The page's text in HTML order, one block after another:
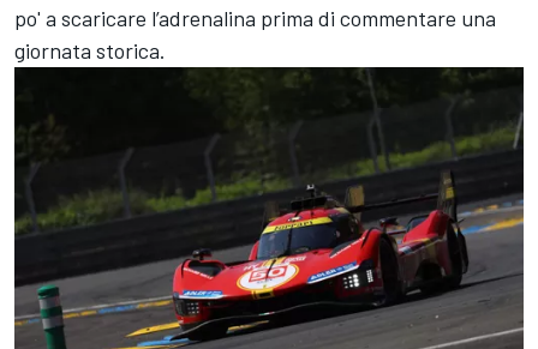
po' a scaricare l’adrenalina prima di commentare una
giornata storica.